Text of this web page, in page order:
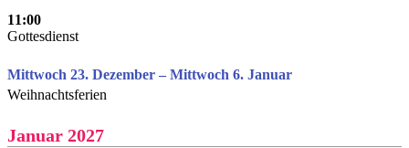
11:00
Gottesdienst
Mittwoch 23. Dezember – Mittwoch 6. Januar
Weihnachtsferien
Januar 2027